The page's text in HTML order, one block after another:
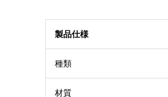
製品仕様
種類
材質